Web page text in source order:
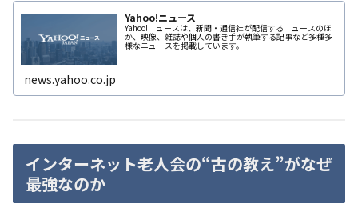
Yahoo!ニュース
Yahoo!ニュースは、新聞・通信社が配信するニュースのほ
か、映像、雑誌や個人の書き手が執筆する記事など多種多
様なニュースを掲載しています。
news.yahoo.co.jp
インターネット老人会の“古の教え”がなぜ
最強なのか